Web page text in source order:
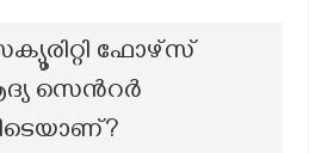
ഫോഴ്സ്
സെൻറർ